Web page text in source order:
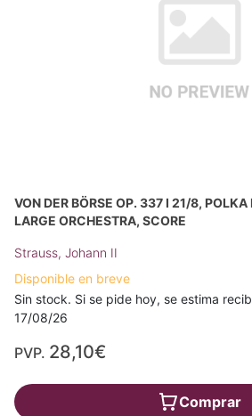
VON DER BÖRSE OP. 337 I 21/8, POLKA
LARGE ORCHESTRA, SCORE
Strauss, Johann II
Disponible en breve
Sin stock. Si se pide hoy, se estima
17/08/26
PVP. 28,10€
Comprar